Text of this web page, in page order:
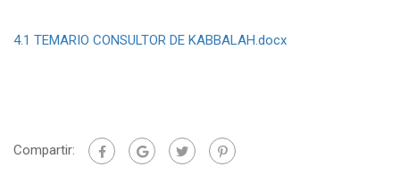
4.1 TEMARIO CONSULTOR DE KABBALAH.docx
Compartir: